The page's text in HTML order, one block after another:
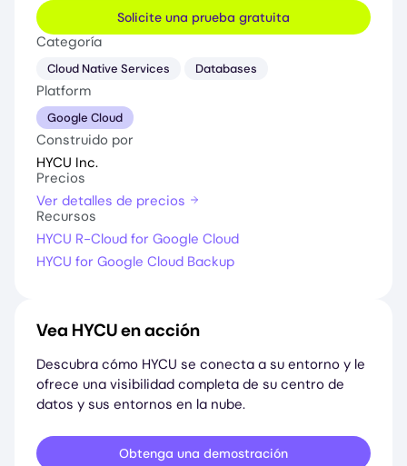
Solicite una prueba gratuita
Categoría
Cloud Native Services Databases
Platform
Google Cloud
Construido por
HYCU Inc.
Precios
Ver detalles de precios
Recursos
HYCU R-Cloud for Google Cloud
HYCU for Google Cloud Backup
Vea HYCU en acción
Descubra cómo HYCU se conecta a su entorno y le
ofrece una visibilidad completa de su centro de
datos y sus entornos en la nube.
Obtenga una demostración